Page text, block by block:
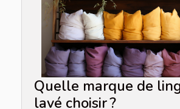
Quelle marque de
lavé choisir ?